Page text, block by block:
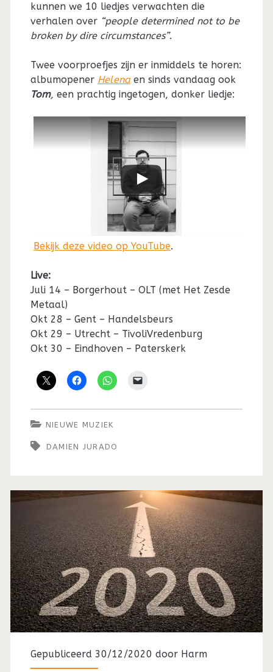
kunnen we 10 liedjes verwachten die
verhalen over “people determined not to be
broken by dire circumstances”.
Twee voorproefjes zijn er inmiddels te horen:
albumopener Helenaen sinds vandaag ook
Tom, een prachtig ingetogen, donker liedje:
Bekijk deze video op YouTube.
Live:
Juli 14 – Borgerhout – OLT (met Het Zesde
Metaal)
Okt 28 – Gent – Handelsbeurs
Okt 29 – Utrecht – TivoliVredenburg
Okt 30 – Eindhoven – Paterskerk
NIEUWE MUZIEK
DAMIEN JURADO
Gepubliceerd 30/12/2020 door Harm